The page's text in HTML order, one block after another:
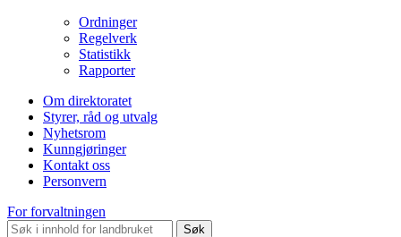
Ordninger
Regelverk
Statistikk
Rapporter
Om direktoratet
Styrer, råd og utvalg
Nyhetsrom
Kunngjøringer
Kontakt oss
Personvern
For forvaltningen
Søk